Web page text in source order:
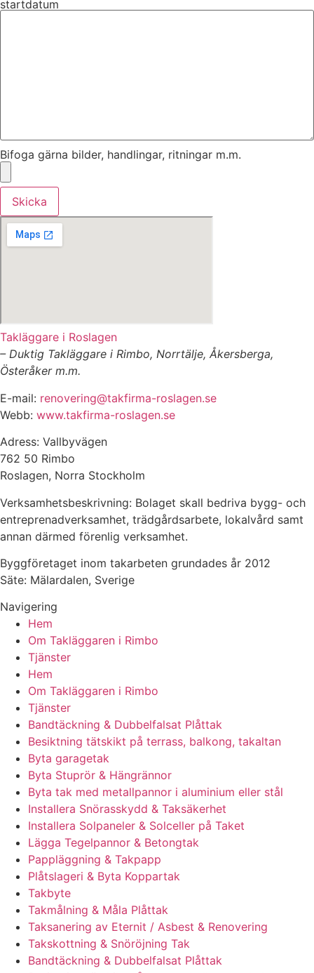
startdatum
Bifoga gärna bilder, handlingar, ritningar m.m.
Skicka
Takläggare i Roslagen
– Duktig Takläggare i Rimbo, Norrtälje, Åkersberga,
Österåker m.m.
E-mail: renovering@takfirma-roslagen.se
Webb: www.takfirma-roslagen.se
Adress: Vallbyvägen
762 50 Rimbo
Roslagen, Norra Stockholm
Verksamhetsbeskrivning: Bolaget skall bedriva bygg- och
entreprenadverksamhet, trädgårdsarbete, lokalvård samt
annan därmed förenlig verksamhet.
Byggföretaget inom takarbeten grundades år 2012
Säte: Mälardalen, Sverige
Navigering
Hem
Om Takläggaren i Rimbo
Tjänster
Hem
Om Takläggaren i Rimbo
Tjänster
Bandtäckning & Dubbelfalsat Plåttak
Besiktning tätskikt på terrass, balkong, takaltan
Byta garagetak
Byta Stuprör & Hängrännor
Byta tak med metallpannor i aluminium eller stål
Installera Snörasskydd & Taksäkerhet
Installera Solpaneler & Solceller på Taket
Lägga Tegelpannor & Betongtak
Pappläggning & Takpapp
Plåtslageri & Byta Koppartak
Takbyte
Takmålning & Måla Plåttak
Taksanering av Eternit / Asbest & Renovering
Takskottning & Snöröjning Tak
Bandtäckning & Dubbelfalsat Plåttak